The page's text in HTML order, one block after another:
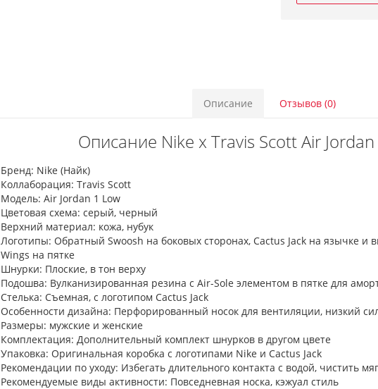
Описание Отзывов (0)
Описание Nike x Travis Scott Air
Бренд: Nike (Найк)
Коллаборация: Travis Scott
Модель: Air Jordan 1 Low
Цветовая схема: серый, черный
Верхний материал: кожа, нубук
Логотипы: Обратный Swoosh на боковых сторонах, Cactus Jack на язычке и
Wings на пятке
Шнурки: Плоские, в тон верху
Подошва: Вулканизированная резина с Air-Sole элементом в пятке для
Стелька: Съемная, с логотипом Cactus Jack
Особенности дизайна: Перфорированный носок для вентиляции, низкий
Размеры: мужские и женские
Комплектация: Дополнительный комплект шнурков в другом цвете
Упаковка: Оригинальная коробка с логотипами Nike и Cactus Jack
Рекомендации по уходу: Избегать длительного контакта с водой, чистить
Рекомендуемые виды активности: Повседневная носка, кэжуал стиль